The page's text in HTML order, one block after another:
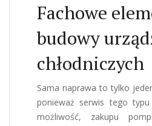
Fachowe
budowy
chłodniczych
Sama naprawa to tylko
ponieważ serwis tego
możliwość, zakupu